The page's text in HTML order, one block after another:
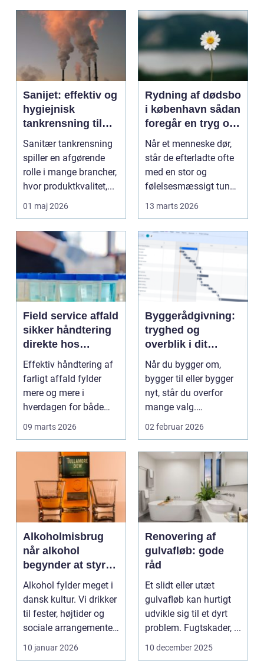
Sanijet: effektiv og
hygiejnisk
tankrensning til
krævende
industrier
Sanitær tankrensning
spiller en afgørende
rolle i mange brancher,
hvor produktkvalitet,...
01 maj 2026
Rydning af dødsbo
i københavn sådan
foregår en tryg og
effektiv proces
Når et menneske dør,
står de efterladte ofte
med en stor og
følelsesmæssigt tung
opgave: at få rydde...
13 marts 2026
Field service affald
sikker håndtering
direkte hos
virksomheden
Effektiv håndtering af
farligt affald fylder
mere og mere i
hverdagen for både
produktionsvirksomhe
09 marts 2026
Byggerådgivning:
tryghed og
overblik i dit
byggeprojekt
Når du bygger om,
bygger til eller bygger
nyt, står du overfor
mange valg.
Konstruktioner,
02 februar 2026
Alkoholmisbrug
når alkohol
begynder at styre
hverdagen
Alkohol fylder meget i
dansk kultur. Vi drikker
til fester, højtider og
sociale arrangementer,
og fo...
10 januar 2026
Renovering af
gulvafløb: gode
råd
Et slidt eller utæt
gulvafløb kan hurtigt
udvikle sig til et dyrt
problem. Fugtskader, ...
10 december 2025